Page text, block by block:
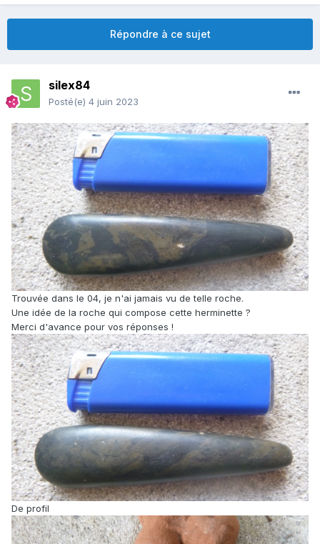
Répondre à ce sujet
silex84
Posté(e) 4 juin 2023
Trouvée dans le 04, je n'ai jamais vu de telle roche.
Une idée de la roche qui compose cette herminette ?
Merci d'avance pour vos réponses !
De profil